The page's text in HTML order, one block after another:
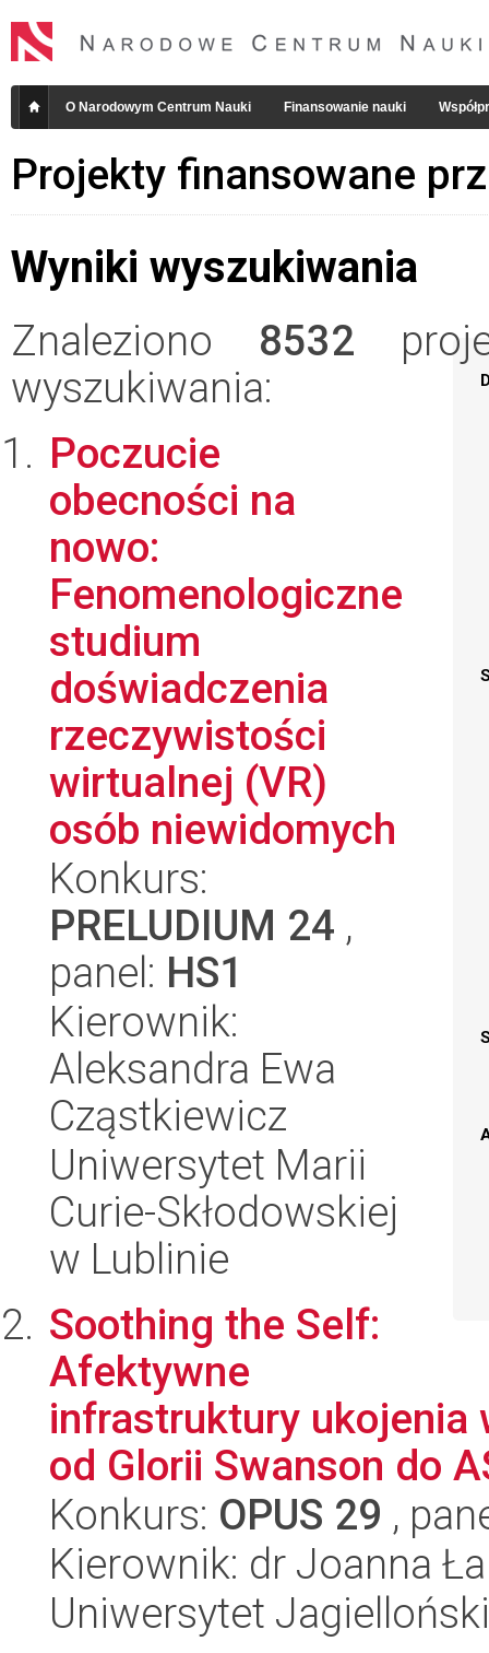
O Narodowym Centrum Nauki Finansowanie nauki
Projekty finansowane
Wyniki wyszukiwania
Znaleziono 8532
wyszukiwania:
Poczucie
obecności na
nowo:
Fenomenologiczne
studium
doświadczenia
rzeczywistości
wirtualnej (VR)
osób niewidomych
Konkurs:
PRELUDIUM 24 ,
panel: HS1
Kierownik:
Aleksandra Ewa
Cząstkiewicz
Uniwersytet Marii
Curie-Skłodowskiej
w Lublinie
Soothing the Self:
Afektywne
infrastruktury ukojenia
od Glorii Swanson do
Konkurs: OPUS 29 ,
Kierownik: dr Joanna
Uniwersytet Jagielloński